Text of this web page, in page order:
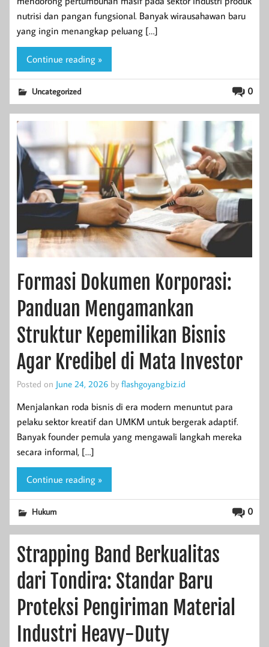
nutrisi dan pangan fungsional. Banyak wirausahawan baru
yang ingin menangkap peluang […]
Continue reading »
0
Uncategorized
Formasi Dokumen Korporasi:
Panduan Mengamankan
Struktur Kepemilikan Bisnis
Agar Kredibel di Mata Investor
Posted on June 24, 2026 by flashgoyang.biz.id
Menjalankan roda bisnis di era modern menuntut para
pelaku sektor kreatif dan UMKM untuk bergerak adaptif.
Banyak founder pemula yang mengawali langkah mereka
secara informal, […]
Continue reading »
0
Hukum
Strapping Band Berkualitas
dari Tondira: Standar Baru
Proteksi Pengiriman Material
Industri Heavy-Duty